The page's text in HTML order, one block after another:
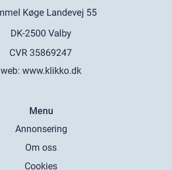
web: www.klikko.dk
Menu
Annonsering
Om oss
Cookies